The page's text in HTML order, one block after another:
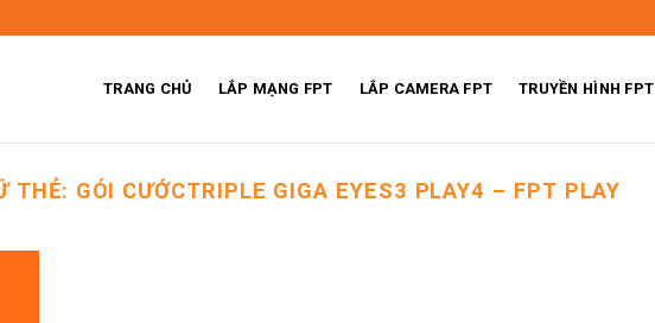
TRANG CHỦ LẮP MẠNG FPT LẮP CAMERA FPT TRUYỀN HÌNH FPT
THẺ: GÓI CƯỚCTRIPLE GIGA EYES3 PLAY4 – FPT PLAY